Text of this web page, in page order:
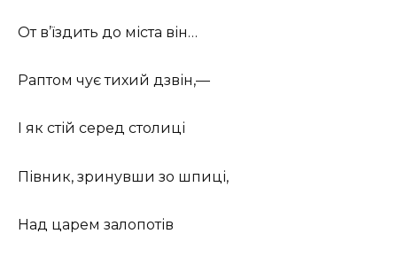
От в’їздить до міста він…
Раптом чує тихий дзвін,—
І як стій серед столиці
Півник, зринувши зо шпиці,
Над царем залопотів